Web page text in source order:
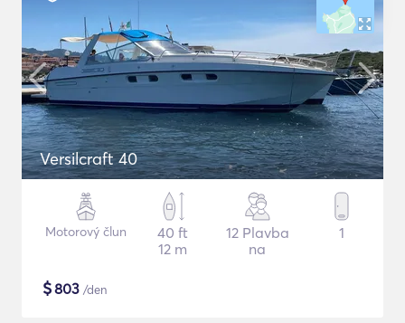
Versilcraft 40
Motorový člun
40 ft
12 m
12 Plavba
na
1
$803 /den